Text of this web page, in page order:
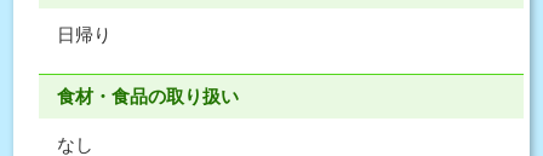
日帰り
食材・食品の取り扱い
なし